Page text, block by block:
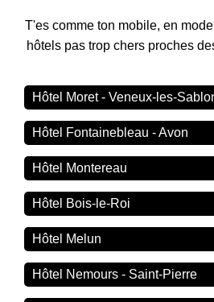
T'es comme ton mobile, en
hôtels pas trop chers proches
Hôtel Moret - Veneux-les-
Hôtel Fontainebleau - Avon
Hôtel Montereau
Hôtel Bois-le-Roi
Hôtel Melun
Hôtel Nemours - Saint-Pierre